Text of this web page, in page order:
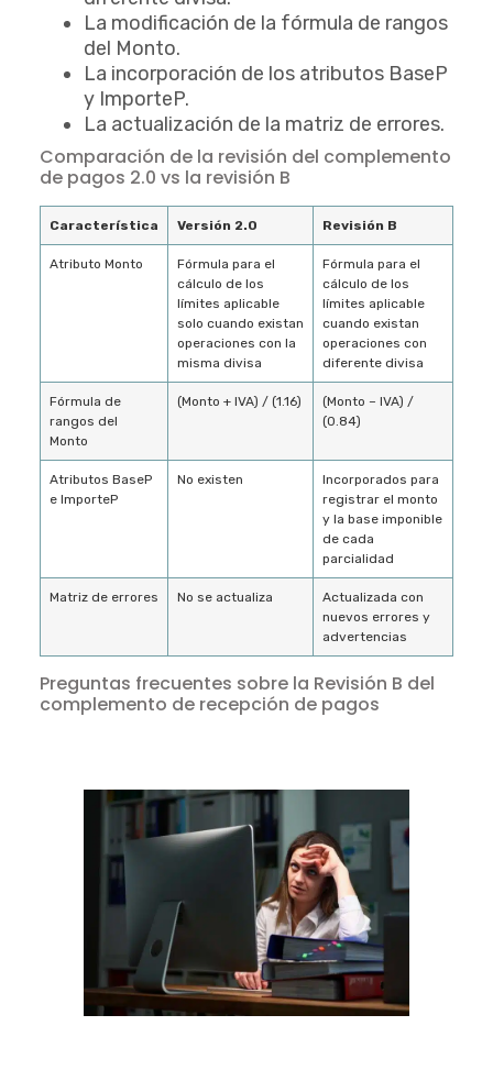
La modificación de la fórmula de rangos
del Monto.
La incorporación de los atributos BaseP
y ImporteP.
La actualización de la matriz de errores.
Comparación de la revisión del complemento
de pagos 2.0 vs la revisión B
Característica Versión 2.0 Revisión B
Atributo Monto
Fórmula para el
cálculo de los
límites aplicable
solo cuando existan
operaciones con la
misma divisa
Fórmula para el
cálculo de los
límites aplicable
cuando existan
operaciones con
diferente divisa
Fórmula de
rangos del
Monto
(Monto + IVA) / (1.16)
(Monto – IVA) /
(0.84)
Atributos BaseP
e ImporteP
No existen
Incorporados para
registrar el monto
y la base imponible
de cada
parcialidad
Matriz de errores No se actualiza
Actualizada con
nuevos errores y
advertencias
Preguntas frecuentes sobre la Revisión B del
complemento de recepción de pagos